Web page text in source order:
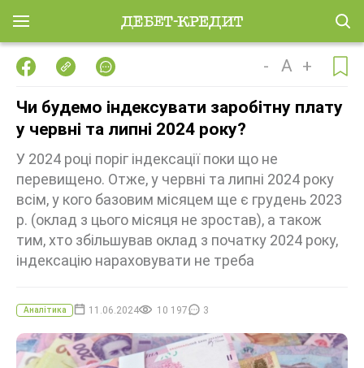
- A +
Чи будемо індексувати заробітну плату
у червні та липні 2024 року?
У 2024 році поріг індексації поки що не
перевищено. Отже, у червні та липні 2024 року
всім, у кого базовим місяцем ще є грудень 2023
р. (оклад з цього місяця не зростав), а також
тим, хто збільшував оклад з початку 2024 року,
індексацію нараховувати не треба
Аналітика 11.06.2024 10 197 3